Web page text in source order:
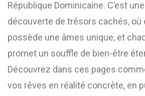
République Dominicaine. C’est
découverte de trésors cachés, où
possède une âmes unique, et
promet un souffle de bien-être
Découvrez dans ces pages
vos rêves en réalité concrète, en